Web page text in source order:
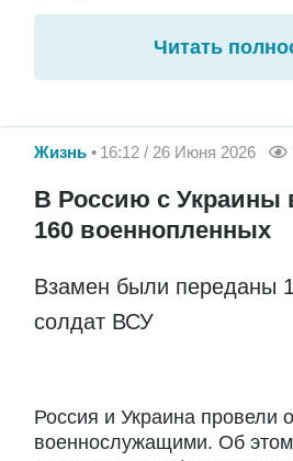
Читать
Жизнь 16:12 / 26 Июня 2026
В Россию с Украины
160 военнопленных
Взамен были переданы
солдат ВСУ
Россия и Украина провели
военнослужащими. Об